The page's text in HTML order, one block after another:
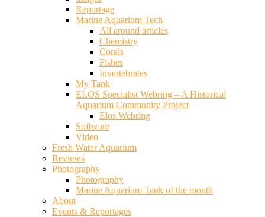
Reportage
Marine Aquarium Tech
All around articles
Chemistry
Corals
Fishes
Invertebrates
My Tank
ELOS Specialist Webring – A Historical
Aquarium Community Project
Elos Webring
Software
Video
Fresh Water Aquarium
Reviews
Photography
Photography
Marine Aquarium Tank of the month
About
Events & Reportages